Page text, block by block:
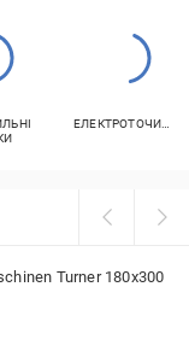
Turner 180х300